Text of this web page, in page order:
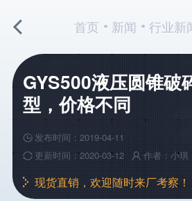
首页 新闻 行业新
GYS500液压圆锥破
型，价格不同
发布时间：2019-04-11
更新时间：2020-03-12
作者：小琪
现货直销，欢迎随时来厂考察！